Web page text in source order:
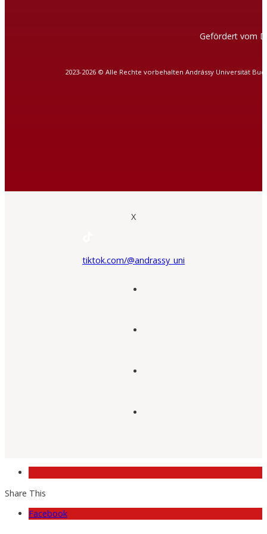
Gefördert vom
2023-2026 © Alle Rechte vorbehalten Andrássy Universität
X
tiktok.com/@andrassy_uni
Share This
Facebook